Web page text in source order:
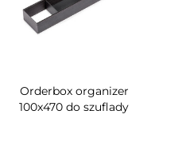
Orderbox organizer
100x470 do szuflady